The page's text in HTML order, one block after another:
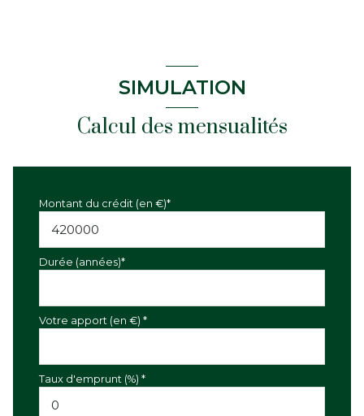
SIMULATION
Calcul des mensualités
Montant du crédit (en €)*
Durée (années)*
Votre apport (en €) *
Taux d'emprunt (%) *